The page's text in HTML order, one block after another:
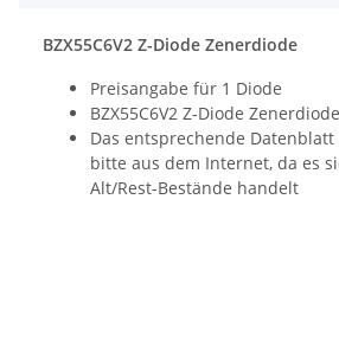
BZX55C6V2 Z-Diode Zenerdiode
Preisangabe für 1 Diode
BZX55C6V2 Z-Diode Zenerdiode
Das entsprechende
bitte aus dem Internet, da es
Alt/Rest-Bestände handelt